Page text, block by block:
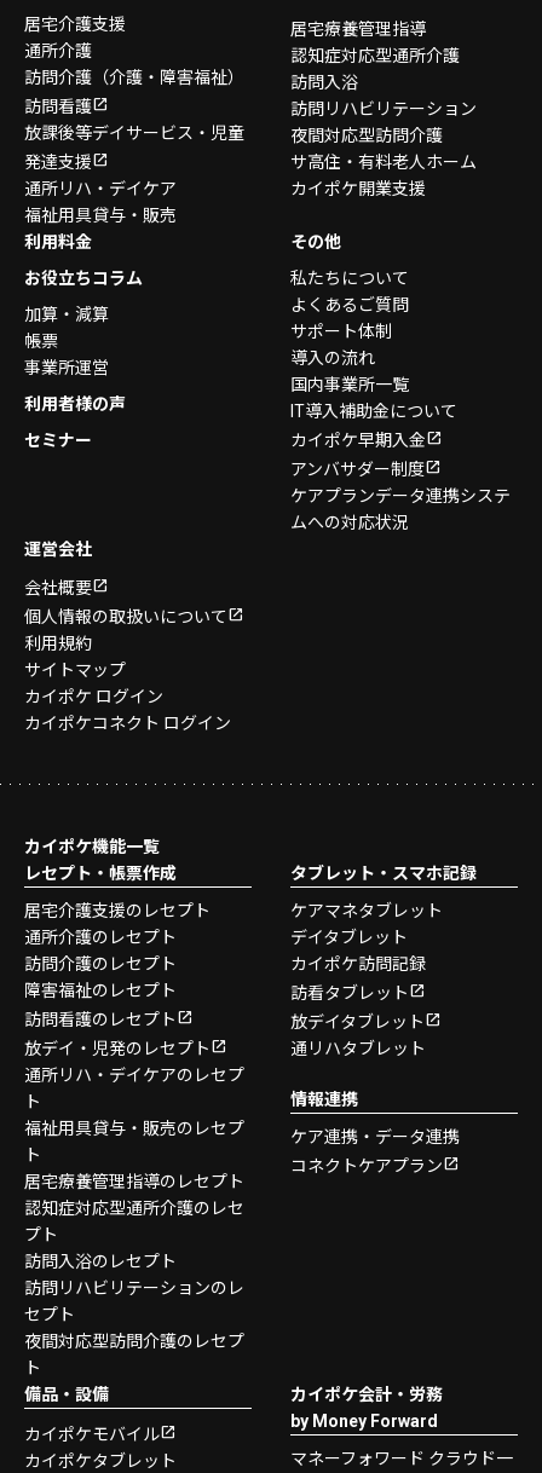
居宅介護支援
通所介護
訪問介護 （介護・障害福祉）
訪問看護
放課後等デイサービス・ 児童
発達支援
通所リハ・デイケア
福祉用具貸与・販売
居宅療養管理指導
認知症対応型通所介護
訪問入浴
訪問リハビリテーション
夜間対応型訪問介護
サ高住・有料老人ホーム
カイポケ開業支援
利用料金
お役立ちコラム
加算・減算
帳票
事業所運営
利用者様の声
セミナー
その他
私たちについて
よくあるご質問
サポート体制
導入の流れ
国内事業所一覧
IT導入補助金について
カイポケ早期入金
アンバサダー制度
ケアプランデータ連携システ
ムへの対応状況
運営会社
会社概要
個人情報の取扱いについて
利用規約
サイトマップ
カイポケ ログイン
カイポケコネクト ログイン
カイポケ機能一覧
レセプト・帳票作成
居宅介護支援のレセプト
通所介護のレセプト
訪問介護のレセプト
障害福祉のレセプト
訪問看護のレセプト
放デイ・児発のレセプト
通所リハ・デイケアのレセプ
ト
福祉用具貸与・販売のレセプ
ト
居宅療養管理指導のレセプト
認知症対応型通所介護のレセ
プト
訪問入浴のレセプト
訪問リハビリテーションのレ
セプト
夜間対応型訪問介護のレセプ
ト
タブレット・スマホ記録
ケアマネタブレット
デイタブレット
カイポケ訪問記録
訪看タブレット
放デイタブレット
通リハタブレット
情報連携
ケア連携・データ連携
コネクトケアプラン
備品・設備
カイポケモバイル
カイポケタブレット
カイポケ会計・労務
by Money Forward
マネーフォワード クラウド一